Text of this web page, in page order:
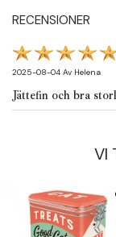
RECENSIONER
2025-08-04 Av Helena
Jättefin och bra
VI